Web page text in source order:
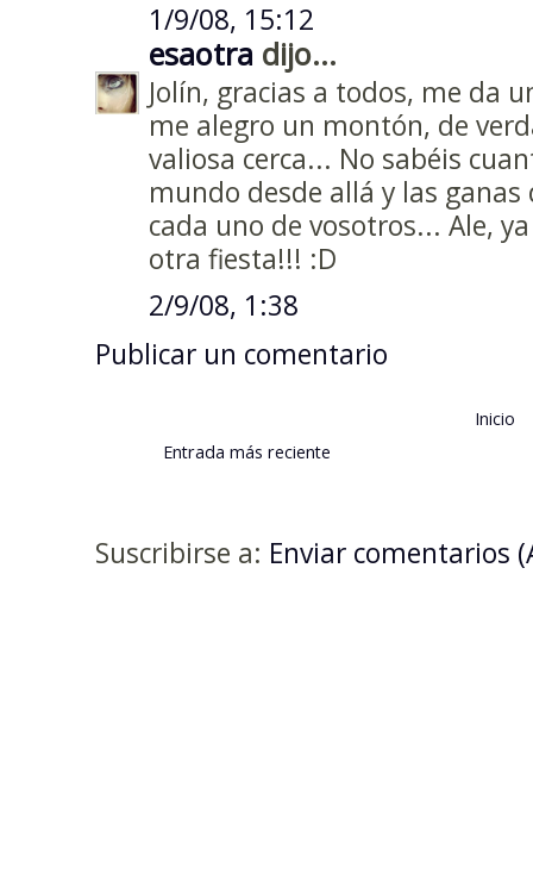
1/9/08, 15:12
esaotra dijo...
Jolín, gracias a todos, me da
me alegro un montón, de
valiosa cerca... No sabéis
mundo desde allá y las
cada uno de vosotros... Ale,
otra fiesta!!! :D
2/9/08, 1:38
Publicar un comentario
Entrada más reciente
Inicio
Suscribirse a: Enviar comentarios